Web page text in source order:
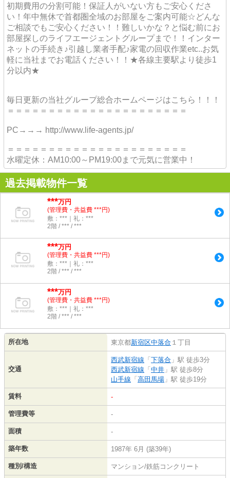
初期費用の分割可能！保証人がいない方もご安心くださ
い！年中無休で首都圏全域のお部屋をご案内可能☆どんな
ご相談でもご安心ください！！難しいかな？と悩む前にお
部屋探しのライフエージェントグループまで！！インター
ネットの手続き♪引越し業者手配♪家電の回収作業etc..お気
軽に当社までお電話ください！！★各線主要駅より徒歩1
分以内★
毎日更新の当社グループ総合ホームページはこちら！！！
＝＝＝＝＝＝＝＝＝＝＝＝＝＝＝＝＝＝＝＝＝＝
PC→→→ http://www.life-agents.jp/
＝＝＝＝＝＝＝＝＝＝＝＝＝＝＝＝＝＝＝＝＝＝
水曜定休：AM10:00～PM19:00まで元気に営業中！
過去掲載物件一覧
***万円
(管理費・共益費 ***円)
敷：***｜礼：***
2階 / *** / ***
***万円
(管理費・共益費 ***円)
敷：***｜礼：***
2階 / *** / ***
***万円
(管理費・共益費 ***円)
敷：***｜礼：***
2階 / *** / ***
所在地 東京都新宿区中落合 １丁目
交通
西武新宿線 「 下落合 」駅 徒歩3分
西武新宿線 「 中井 」駅 徒歩8分
山手線 「 高田馬場 」駅 徒歩19分
賃料 -
管理費等 -
面積 -
築年数 1987年 6月 (築39年)
種別/構造 マンション/鉄筋コンクリート